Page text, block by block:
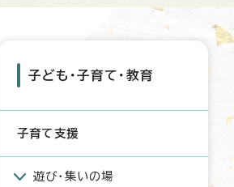
子ども・子育て・教育
子育て支援
遊び・集いの場